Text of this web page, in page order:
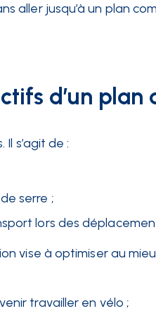
aller jusqu’à un plan
d’un
Il s’agit de :
serre ;
lors des
vise à optimiser au
travailler en vélo ;